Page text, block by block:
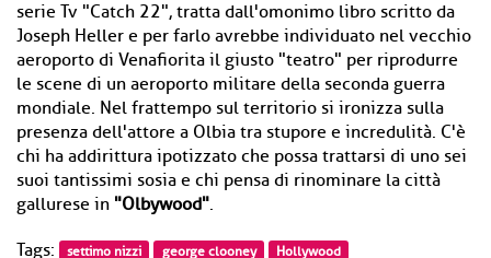
serie Tv "Catch 22", tratta dall'omonimo libro scritto da
Joseph Heller e per farlo avrebbe individuato nel vecchio
aeroporto di Venafiorita il giusto "teatro" per riprodurre
le scene di un aeroporto militare della seconda guerra
mondiale. Nel frattempo sul territorio si ironizza sulla
presenza dell'attore a Olbia tra stupore e incredulità. C'è
chi ha addirittura ipotizzato che possa trattarsi di uno sei
suoi tantissimi sosia e chi pensa di rinominare la città
gallurese in "Olbywood".
Tags: settimo nizzi george clooney Hollywood